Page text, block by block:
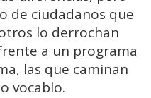
de ciudadanos que
lo derrochan
a un programa
las que caminan
vocablo.